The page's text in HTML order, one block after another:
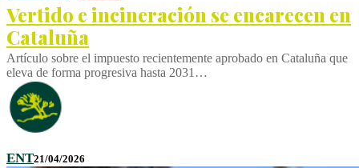
Vertido e incineración se encarecen en
Cataluña
Artículo sobre el impuesto recientemente aprobado en Cataluña que
eleva de forma progresiva hasta 2031…
ENT21/04/2026